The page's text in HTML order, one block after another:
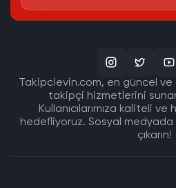
Takipcievin.com, en güncel
takipçi hizmetlerini
Kullanıcılarımıza kaliteli ve
hedefliyoruz. Sosyal medyada
çıkarın!